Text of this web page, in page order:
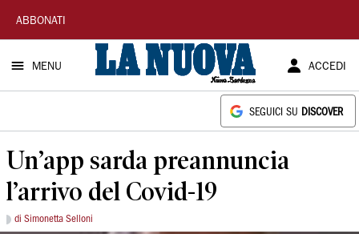
La
Nuova
Sardegna
ABBONATI
MENU ACCEDI
SEGUICI SU DISCOVER
Un’app sarda preannuncia
l’arrivo del Covid-19
di Simonetta Selloni